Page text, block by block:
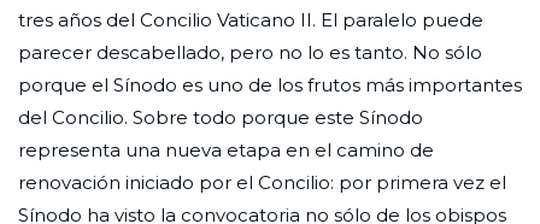
tres años del Concilio Vaticano II. El paralelo puede
parecer descabellado, pero no lo es tanto. No sólo
porque el Sínodo es uno de los frutos más importantes
del Concilio. Sobre todo porque este Sínodo
representa una nueva etapa en el camino de
renovación iniciado por el Concilio: por primera vez el
Sínodo ha visto la convocatoria no sólo de los obispos